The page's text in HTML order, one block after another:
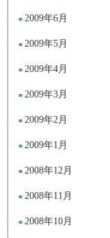
2009年6月
2009年5月
2009年4月
2009年3月
2009年2月
2009年1月
2008年12月
2008年11月
2008年10月